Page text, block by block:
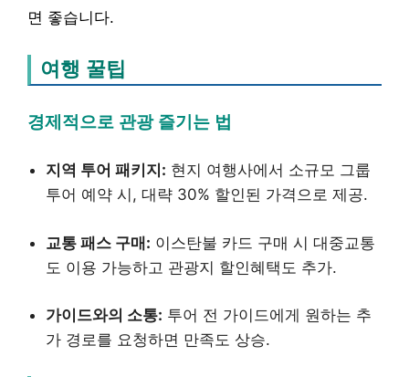
면 좋습니다.
여행 꿀팁
경제적으로 관광 즐기는 법
지역 투어 패키지: 현지 여행사에서 소규모 그룹
투어 예약 시, 대략 30% 할인된 가격으로 제공.
교통 패스 구매: 이스탄불 카드 구매 시 대중교통
도 이용 가능하고 관광지 할인혜택도 추가.
가이드와의 소통: 투어 전 가이드에게 원하는 추
가 경로를 요청하면 만족도 상승.